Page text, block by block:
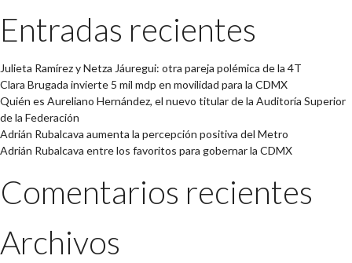
Entradas recientes
Julieta Ramírez y Netza Jáuregui: otra pareja polémica de la 4T
Clara Brugada invierte 5 mil mdp en movilidad para la CDMX
Quién es Aureliano Hernández, el nuevo titular de la Auditoría Superior
de la Federación
Adrián Rubalcava aumenta la percepción positiva del Metro
Adrián Rubalcava entre los favoritos para gobernar la CDMX
Comentarios recientes
Archivos